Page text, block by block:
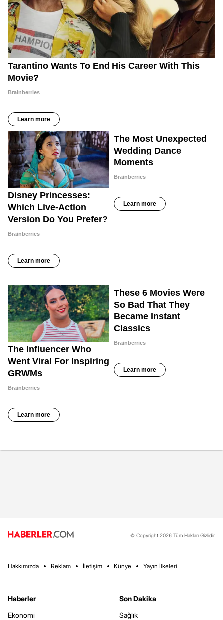
© Copyright 2026 Tüm Hakları Gizlidir.
Hakkımızda Reklam İletişim Künye Yayın İlkeleri
Haberler
Ekonomi
Son Dakika
Sağlık